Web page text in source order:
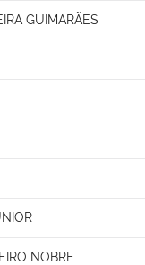
GUIMARÃES
NOBRE